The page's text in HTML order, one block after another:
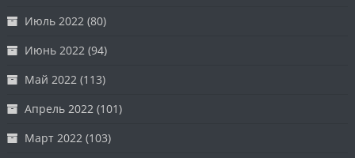
Июль 2022 (80)
Июнь 2022 (94)
Май 2022 (113)
Апрель 2022 (101)
Март 2022 (103)